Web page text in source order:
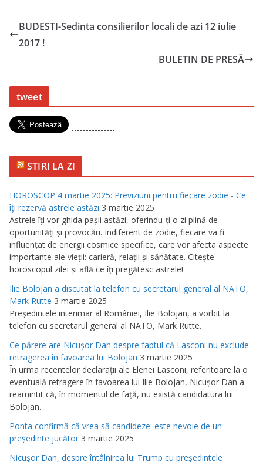
BUDESTI-Sedinta consilierilor locali de azi 12 iulie
2017 !
BULETIN DE PRESĂ
tweet
---------------
STIRI LA ZI
HOROSCOP 4 martie 2025: Previziuni pentru fiecare zodie - Ce
îţi rezervă astrele astăzi 3 martie 2025
Astrele îţi vor ghida paşii astăzi, oferindu-ţi o zi plină de
oportunităţi şi provocări. Indiferent de zodie, fiecare va fi
influenţat de energii cosmice specifice, care vor afecta aspecte
importante ale vieţii: carieră, relaţii şi sănătate. Citeşte
horoscopul zilei şi află ce îţi pregătesc astrele!
Ilie Bolojan a discutat la telefon cu secretarul general al NATO,
Mark Rutte 3 martie 2025
Preşedintele interimar al României, Ilie Bolojan, a vorbit la
telefon cu secretarul general al NATO, Mark Rutte.
Ce părere are Nicuşor Dan despre faptul că Lasconi nu exclude
retragerea în favoarea lui Bolojan 3 martie 2025
În urma recentelor declaraţii ale Elenei Lasconi, referitoare la o
eventuală retragere în favoarea lui Ilie Bolojan, Nicuşor Dan a
reamintit că, în momentul de faţă, nu există candidatura lui
Bolojan.
Ponta confirmă că vrea să candideze: este nevoie de un
preşedinte jucător 3 martie 2025
Nicuşor Dan, despre întâlnirea lui Trump cu preşedintele